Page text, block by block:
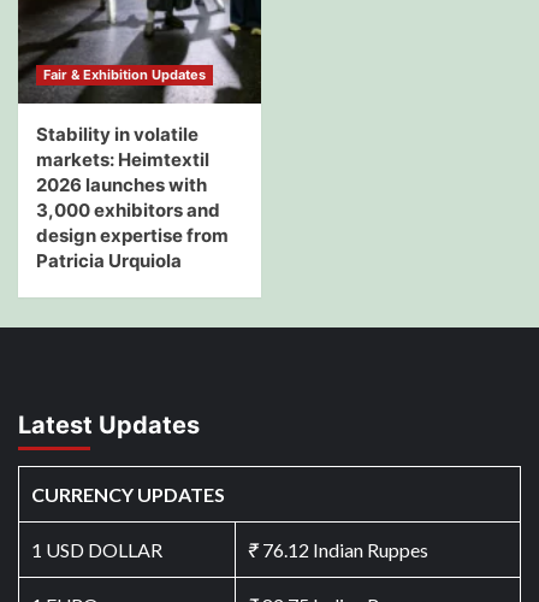
Fair & Exhibition Updates
Stability in volatile
markets: Heimtextil
2026 launches with
3,000 exhibitors and
design expertise from
Patricia Urquiola
Latest Updates
CURRENCY UPDATES
1 USD DOLLAR ₹76.12 Indian Ruppes